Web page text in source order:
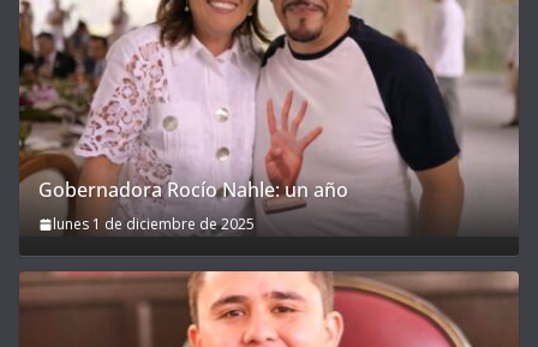
Gobernadora Rocío Nahle: un año
lunes 1 de diciembre de 2025